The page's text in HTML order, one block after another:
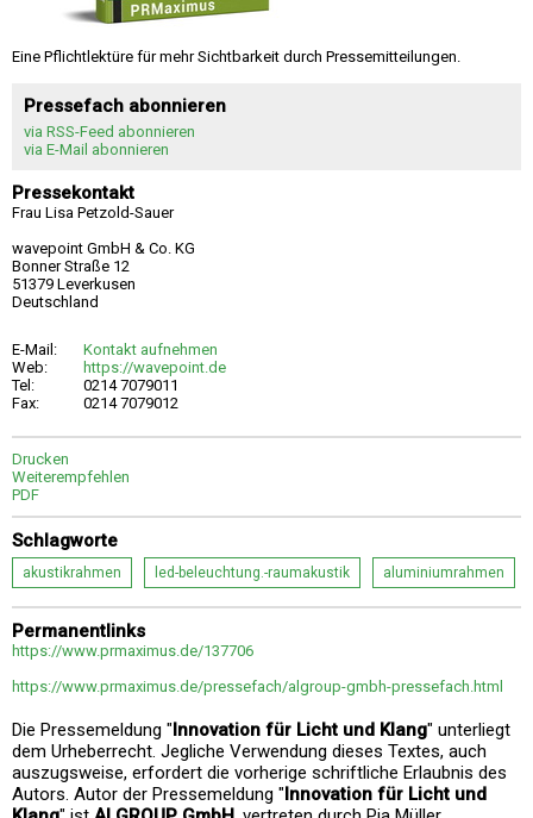
Eine Pflichtlektüre für mehr Sichtbarkeit durch Pressemitteilungen.
Pressefach abonnieren
via RSS-Feed abonnieren
via E-Mail abonnieren
Pressekontakt
Frau Lisa Petzold-Sauer
wavepoint GmbH & Co. KG
Bonner Straße 12
51379 Leverkusen
Deutschland
E-Mail:
Kontakt aufnehmen
Web:
https://wavepoint.de
Tel:
0214 7079011
Fax:
0214 7079012
Drucken
Weiterempfehlen
PDF
Schlagworte
akustikrahmen led-beleuchtung.-raumakustik aluminiumrahmen
Permanentlinks
https://www.prmaximus.de/137706
https://www.prmaximus.de/pressefach/algroup-gmbh-pressefach.html
Die Pressemeldung "Innovation für Licht und Klang" unterliegt
dem Urheberrecht. Jegliche Verwendung dieses Textes, auch
auszugsweise, erfordert die vorherige schriftliche Erlaubnis des
Autors. Autor der Pressemeldung "Innovation für Licht und